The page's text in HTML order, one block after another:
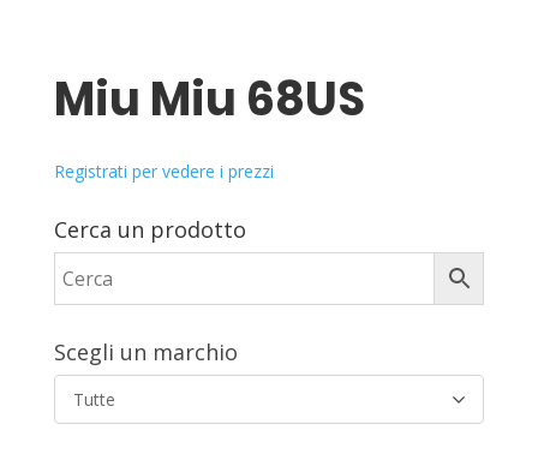
Miu Miu 68US
Registrati per vedere i prezzi
Cerca un prodotto
Scegli un marchio
Tutte